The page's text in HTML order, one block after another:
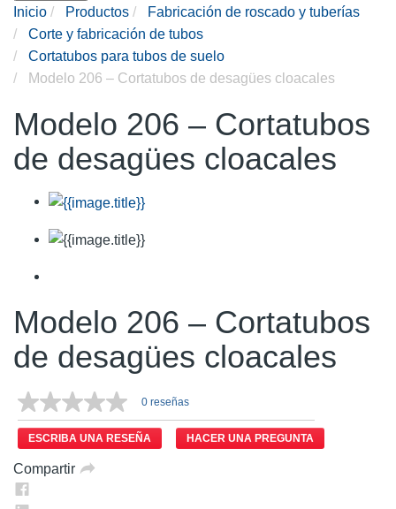
Inicio
Productos
Fabricación de roscado y tuberías
Corte y fabricación de tubos
Cortatubos para tubos de suelo
Modelo 206 – Cortatubos de desagües cloacales
Modelo 206 – Cortatubos
de desagües cloacales
Modelo 206 – Cortatubos
de desagües cloacales
0 reseñas
ESCRIBA UNA RESEÑA HACER UNA PREGUNTA
Compartir